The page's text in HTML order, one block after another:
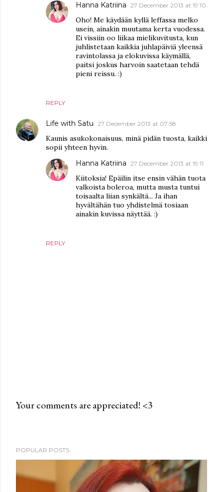
REPLY
Hanna Katriina 27 December 2013 at 19:10
Oho! Me käydään kyllä leffassa melko
usein, ainakin muutama kerta vuodessa.
Ei vissiin oo liikaa mielikuvitusta, kun
juhlistetaan kaikkia juhlapäiviä yleensä
ravintolassa ja elokuvissa käymällä,
paitsi joskus harvoin saatetaan tehdä
pieni reissu. :)
Life with Satu 27 December 2013 at 07:58
Kaunis asukokonaisuus, minä pidän tuosta, kaikki
sopii yhteen hyvin.
REPLY
Hanna Katriina 27 December 2013 at 19:11
Kiitoksia! Epäilin itse ensin vähän tuota
valkoista boleroa, mutta musta tuntui
toisaalta liian synkältä... Ja ihan
hyvältähän tuo yhdistelmä tosiaan
ainakin kuvissa näyttää. :)
t
a
Your comments are appreciated! <3
POPULAR POSTS